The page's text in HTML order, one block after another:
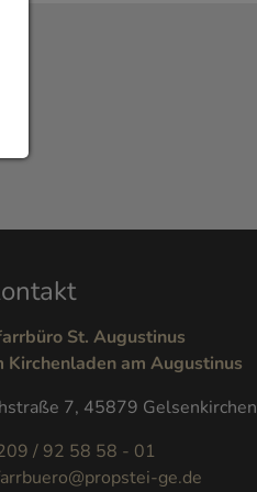
St. Augustinus
Kirchenladen am Augustinus
7, 45879 Gelsenkirchen
/ 92 58 58 - 01
ge.de